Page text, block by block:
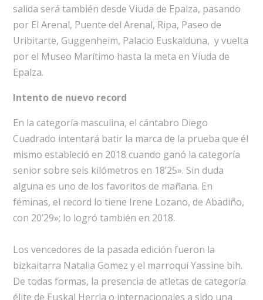
salida será también desde Viuda de Epalza, pasando
por El Arenal, Puente del Arenal, Ripa, Paseo de
Uribitarte, Guggenheim, Palacio Euskalduna, y vuelta
por el Museo Marítimo hasta la meta en Viuda de
Epalza.
Intento de nuevo record
En la categoría masculina, el cántabro Diego
Cuadrado intentará batir la marca de la prueba que él
mismo estableció en 2018 cuando ganó la categoría
senior sobre seis kilómetros en 18’25». Sin duda
alguna es uno de los favoritos de mañana. En
féminas, el record lo tiene Irene Lozano, de Abadiño,
con 20’29»; lo logró también en 2018.
Los vencedores de la pasada edición fueron la
bizkaitarra Natalia Gomez y el marroquí Yassine bih.
De todas formas, la presencia de atletas de categoría
élite de Euskal Herria o internacionales a sido una